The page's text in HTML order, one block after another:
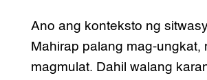
Ano ang konteksto ng
Mahirap palang mag-ungkat,
magmulat. Dahil walang